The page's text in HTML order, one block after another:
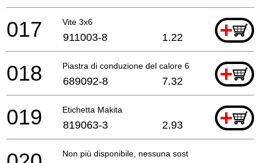
Vite 3x6 +
017 911003-8 1.22
Piastra di conduzione del calore 6226 Etc*+
018 689092-8 7.32
Etichetta Makita +
019 819063-3 2.93
Non più disponibile, nessuna sostituzione